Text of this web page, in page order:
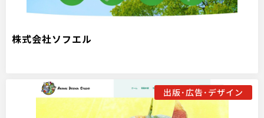
株式会社ソフエル
出版･広告･デザイン